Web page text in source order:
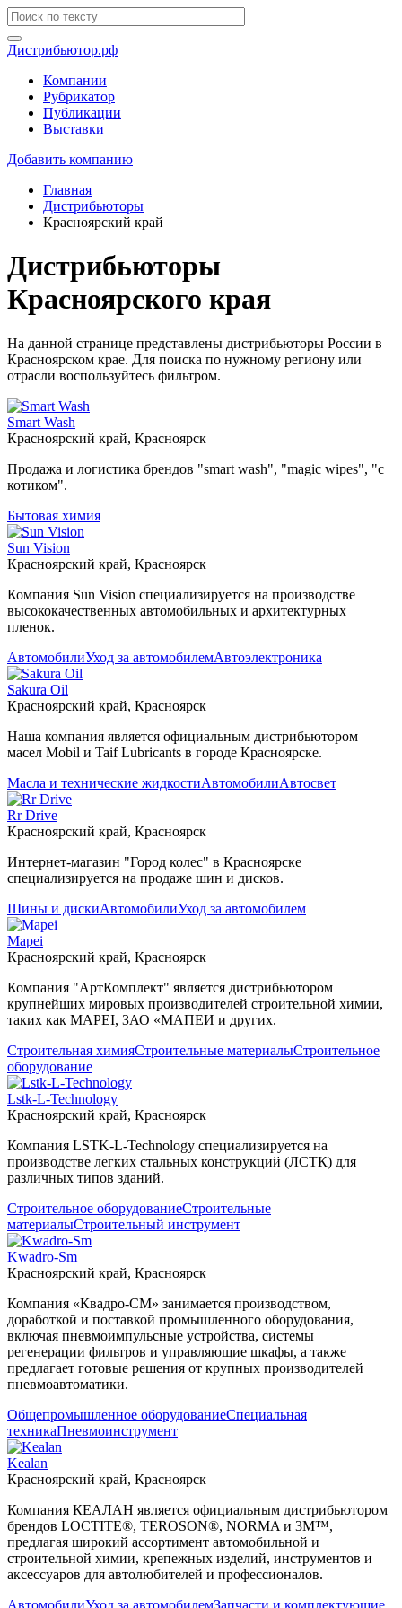
Дистрибьютор.рф
Компании
Рубрикатор
Публикации
Выставки
Добавить компанию
Главная
Дистрибьюторы
Красноярский край
Дистрибьюторы
Красноярского края
На данной странице представлены дистрибьюторы России в
Красноярском крае. Для поиска по нужному региону или
отрасли воспользуйтесь фильтром.
Smart Wash
Красноярский край, Красноярск
Продажа и логистика брендов "smart wash", "magic wipes", "с
котиком".
Бытовая химия
Sun Vision
Красноярский край, Красноярск
Компания Sun Vision специализируется на производстве
высококачественных автомобильных и архитектурных
пленок.
АвтомобилиУход за автомобилемАвтоэлектроника
Sakura Oil
Красноярский край, Красноярск
Наша компания является официальным дистрибьютором
масел Mobil и Taif Lubricants в городе Красноярске.
Масла и технические жидкостиАвтомобилиАвтосвет
Rr Drive
Красноярский край, Красноярск
Интернет-магазин "Город колес" в Красноярске
специализируется на продаже шин и дисков.
Шины и дискиАвтомобилиУход за автомобилем
Mapei
Красноярский край, Красноярск
Компания "АртКомплект" является дистрибьютором
крупнейших мировых производителей строительной химии,
таких как MAPEI, ЗАО «МАПЕИ и других.
Строительная химияСтроительные материалыСтроительное
оборудование
Lstk-L-Technology
Красноярский край, Красноярск
Компания LSTK-L-Technology специализируется на
производстве легких стальных конструкций (ЛСТК) для
различных типов зданий.
Строительное оборудованиеСтроительные
материалыСтроительный инструмент
Kwadro-Sm
Красноярский край, Красноярск
Компания «Квадро-СМ» занимается производством,
доработкой и поставкой промышленного оборудования,
включая пневмоимпульсные устройства, системы
регенерации фильтров и управляющие шкафы, а также
предлагает готовые решения от крупных производителей
пневмоавтоматики.
Общепромышленное оборудованиеСпециальная
техникаПневмоинструмент
Kealan
Красноярский край, Красноярск
Компания КЕАЛАН является официальным дистрибьютором
брендов LOCTITE®, TEROSON®, NORMA и 3M™,
предлагая широкий ассортимент автомобильной и
строительной химии, крепежных изделий, инструментов и
аксессуаров для автолюбителей и профессионалов.
АвтомобилиУход за автомобилемЗапчасти и комплектующие